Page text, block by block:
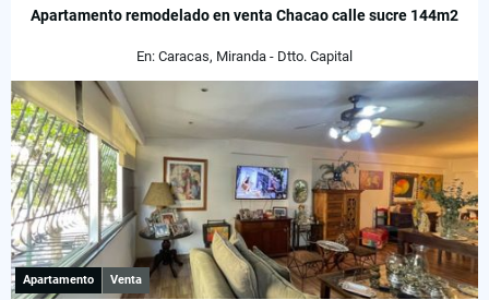
Apartamento remodelado en venta Chacao calle sucre 144m2
En: Caracas, Miranda - Dtto. Capital
Apartamento Venta